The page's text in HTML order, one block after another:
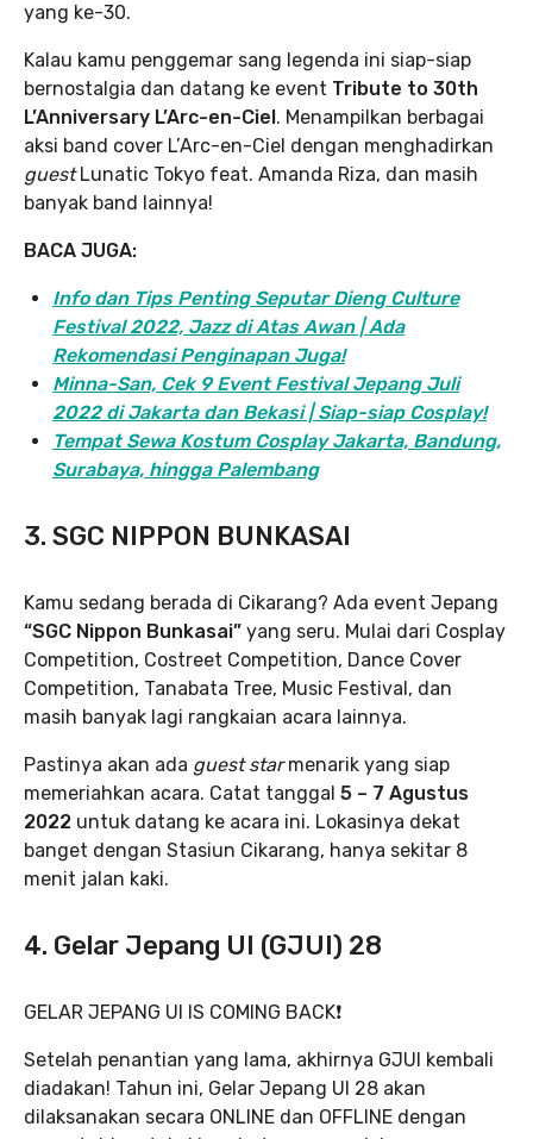
yang ke-30.
Kalau kamu penggemar sang legenda ini siap-siap
bernostalgia dan datang ke event Tribute to 30th
L’Anniversary L’Arc-en-Ciel. Menampilkan berbagai
aksi band cover L’Arc-en-Ciel dengan menghadirkan
guestLunatic Tokyo feat. Amanda Riza, dan masih
banyak band lainnya!
BACA JUGA:
Info dan Tips Penting Seputar Dieng Culture
Festival 2022, Jazz di Atas Awan | Ada
Rekomendasi Penginapan Juga!
Minna-San, Cek 9 Event Festival Jepang Juli
2022 di Jakarta dan Bekasi | Siap-siap Cosplay!
Tempat Sewa Kostum Cosplay Jakarta, Bandung,
Surabaya, hingga Palembang
3. SGC NIPPON BUNKASAI
Kamu sedang berada di Cikarang? Ada event Jepang
“SGC Nippon Bunkasai” yang seru. Mulai dari Cosplay
Competition, Costreet Competition, Dance Cover
Competition, Tanabata Tree, Music Festival, dan
masih banyak lagi rangkaian acara lainnya.
Pastinya akan ada guest starmenarik yang siap
memeriahkan acara. Catat tanggal 5 – 7 Agustus
2022 untuk datang ke acara ini. Lokasinya dekat
banget dengan Stasiun Cikarang, hanya sekitar 8
menit jalan kaki.
4. Gelar Jepang UI (GJUI) 28
GELAR JEPANG UI IS COMING BACK❗️
Setelah penantian yang lama, akhirnya GJUI kembali
diadakan! Tahun ini, Gelar Jepang UI 28 akan
dilaksanakan secara ONLINE dan OFFLINE dengan